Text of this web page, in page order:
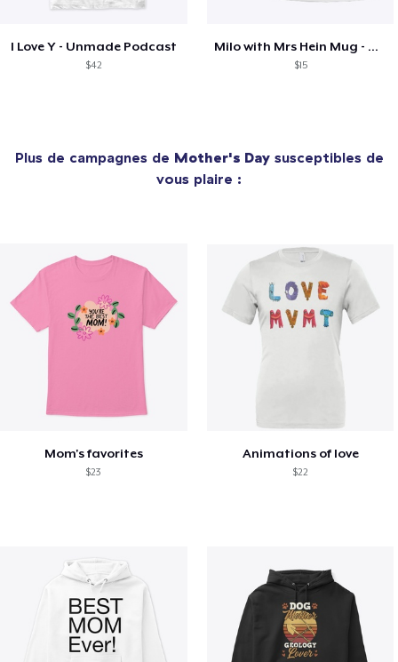
I Love Y - Unmade Podcast
$42
Milo with Mrs Hein Mug - Unmade Podcast
$15
Plus de campagnes de Mother's Daysusceptibles de
vous plaire :
Mom's favorites
$23
Animations of love
$22